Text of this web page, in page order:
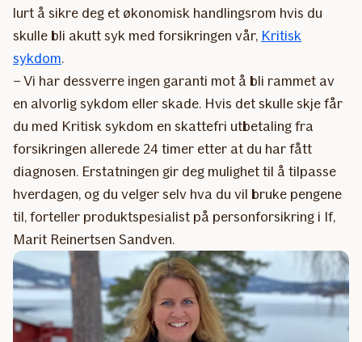
lurt å sikre deg et økonomisk handlingsrom hvis du
skulle bli akutt syk med forsikringen vår, Kritisk
sykdom.
– Vi har dessverre ingen garanti mot å bli rammet av
en alvorlig sykdom eller skade. Hvis det skulle skje får
du med Kritisk sykdom en skattefri utbetaling fra
forsikringen allerede 24 timer etter at du har fått
diagnosen. Erstatningen gir deg mulighet til å tilpasse
hverdagen, og du velger selv hva du vil bruke pengene
til, forteller produktspesialist på personforsikring i If,
Marit Reinertsen Sandven.